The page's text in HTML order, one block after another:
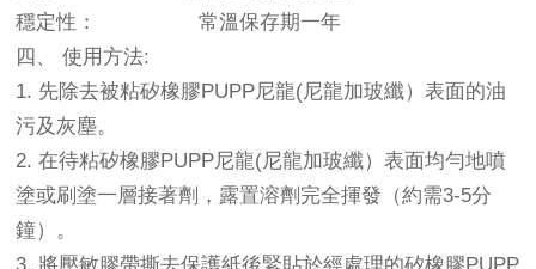
穩定性： 常溫保存期一年
四、 使用方法:
1. 先除去被粘矽橡膠PUPP尼龍(尼龍加玻纖）表面的油
污及灰塵。
2. 在待粘矽橡膠PUPP尼龍(尼龍加玻纖）表面均勻地噴
塗或刷塗一層接著劑，露置溶劑完全揮發（約需3-5分
鐘）。